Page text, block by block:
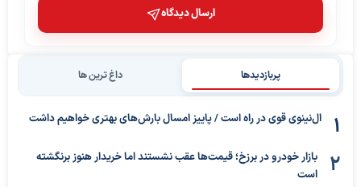
ارسال دیدگاه
پربازدیدها داغ ترین ها
ال‌نینوی قوی در راه است / پاییز امسال بارش‌های بهتری خواهیم داشت
بازار خودرو در برزخ؛ قیمت‌ها عقب نشستند اما خریدار هنوز برنگشته
است